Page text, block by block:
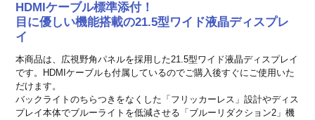
HDMIケーブル標準添付！
目に優しい機能搭載の21.5型ワイド液晶ディスプレ
イ
本商品は、広視野角パネルを採用した21.5型ワイド液晶ディスプレイ
です。HDMIケーブルも付属しているのでご購入後すぐにご使用いた
だけます。
バックライトのちらつきをなくした「フリッカーレス」設計やディス
プレイ本体でブルーライトを低減させる「ブルーリダクション2」機